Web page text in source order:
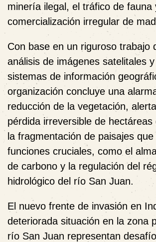
minería ilegal, el tráfico de fauna
comercialización irregular de
Con base en un riguroso trabajo
análisis de imágenes satelitales
sistemas de información
organización concluye una
reducción de la vegetación,
pérdida irreversible de hectáreas
la fragmentación de paisajes que
funciones cruciales, como el
de carbono y la regulación del
hidrológico del río San Juan.
El nuevo frente de invasión en
deteriorada situación en la zona
río San Juan representan